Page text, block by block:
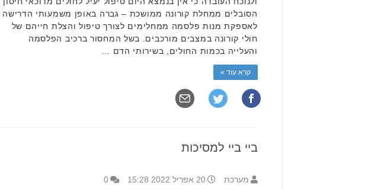
הסובלים ממחלת קורונה ממושכת – גברה באופן משמעותי הדרישה
לאספקת מנות פלסמה ממחלימים לצורך טיפול והצלת חייהם של
חולי קורונה במצבים מורכבים. בשל המחסור ברכיב הפלסמה
והעלייה בכמות החולים, בשירותי הדם …
קרא עוד »
ביי ביי למסיכות
מערכת 20 אפריל 2022 15:28 0